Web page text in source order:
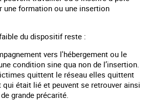
une formation ou une insertion
du dispositif reste :
vers l'hébergement ou le
condition sine qua non de l’insertion.
quittent le réseau elles quittent
qui était lié et peuvent se retrouver ainsi
grande précarité.